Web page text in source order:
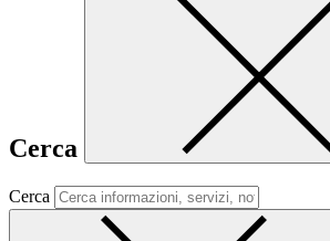
Cerca
Cerca